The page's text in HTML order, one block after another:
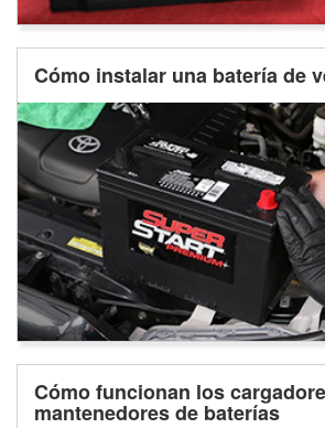
Cómo instalar una batería de
Cómo funcionan los
mantenedores de baterías